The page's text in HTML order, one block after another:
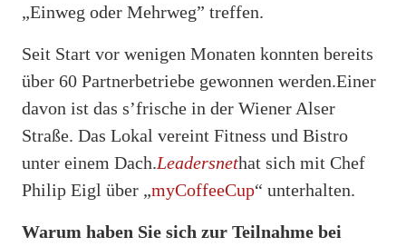
„Einweg oder Mehrweg” treffen.
Seit Start vor wenigen Monaten konnten bereits
über 60 Partnerbetriebe gewonnen werden.Einer
davon ist das s’frische in der Wiener Alser
Straße. Das Lokal vereint Fitness und Bistro
unter einem Dach.Leadersnethat sich mit Chef
Philip Eigl über „myCoffeeCup“ unterhalten.
Warum haben Sie sich zur Teilnahme bei